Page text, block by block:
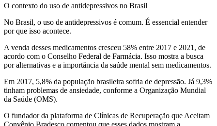
O contexto do uso de antidepressivos no Brasil
No Brasil, o uso de antidepressivos é comum. É essencial entender
por que isso acontece.
A venda desses medicamentos cresceu 58% entre 2017 e 2021, de
acordo com o Conselho Federal de Farmácia. Isso mostra a busca
por alternativas e a importância da saúde mental sem medicamentos.
Em 2017, 5,8% da população brasileira sofria de depressão. Já 9,3%
tinham problemas de ansiedade, conforme a Organização Mundial
da Saúde (OMS).
O fundador da plataforma de Clínicas de Recuperação que Aceitam